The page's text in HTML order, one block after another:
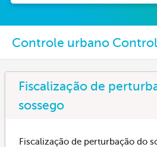
Controle urbano
Fiscalização de
sossego
Fiscalização de perturbação do